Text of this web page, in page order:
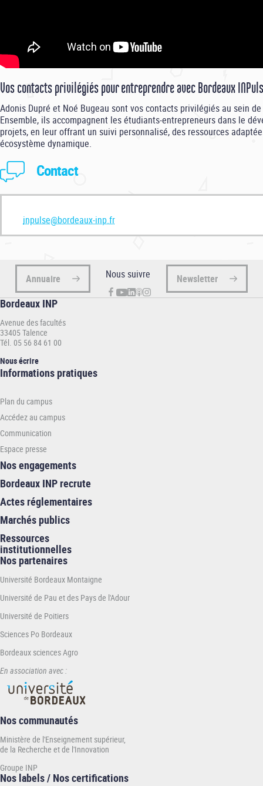
Vos contacts privilégiés pour entreprendre avec Bordeaux
Adonis Dupré et Noé Bugeau sont vos contacts privilégiés au sein
Ensemble, ils accompagnent les étudiants-entrepreneurs dans le
projets, en leur offrant un suivi personnalisé, des ressources
écosystème dynamique.
Contact
inpulse@bordeaux-inp.fr
Annuaire Nous suivre Newsletter
Bordeaux INP
Avenue des facultés
33405 Talence
Tél. 05 56 84 61 00
Nous écrire
Informations
INP
Informations pratiques
Plan du campus
Accédez au campus
Communication
Espace presse
Nos engagements
Bordeaux INP recrute
Actes réglementaires
Marchés publics
Ressources
institutionnelles
Nos partenaires
Université Bordeaux Montaigne
Université de Pau et des Pays de l'Adour
Université de Poitiers
Sciences Po Bordeaux
Bordeaux sciences Agro
En association avec :
Nos communautés
Ministère de l'Enseignement supérieur,
de la Recherche et de l'Innovation
Groupe INP
Nos labels / Nos certifications